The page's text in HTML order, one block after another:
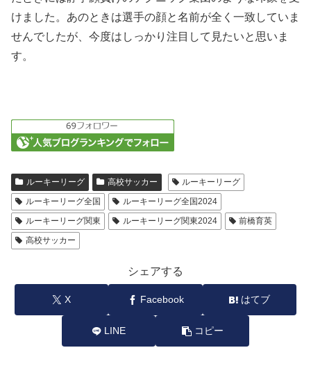
けました。あのときは選手の顔と名前が全く一致していま
せんでしたが、今度はしっかり注目して見たいと思いま
す。
ルーキーリーグ 高校サッカー
ルーキーリーグ
ルーキーリーグ全国
ルーキーリーグ全国2024
ルーキーリーグ関東
ルーキーリーグ関東2024
前橋育英
高校サッカー
シェアする
X Facebook はてブ
LINE コピー